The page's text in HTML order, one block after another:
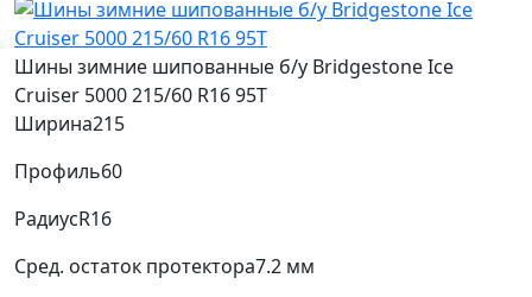
Шины зимние шипованные б/у Bridgestone Ice
Cruiser 5000 215/60 R16 95T
Ширина215
Профиль60
РадиусR16
Сред. остаток протектора7.2 мм